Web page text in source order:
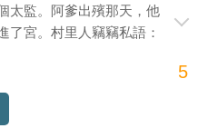
太監。阿爹出殯那天，他
了宮。村里人竊竊私語：
送進宮。」 阿娘捏著銀兩的
了進宮的馬車。 從此，我多
】【溫馨】
5